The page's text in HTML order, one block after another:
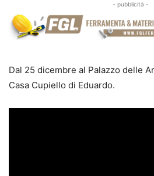
- pubblicità -
Dal 25 dicembre al Palazzo delle
Casa Cupiello di Eduardo.